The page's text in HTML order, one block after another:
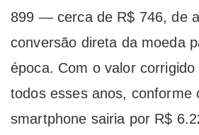
899 — cerca de R$ 746, de
conversão direta da moeda
época. Com o valor
todos esses anos, conforme
smartphone sairia por R$